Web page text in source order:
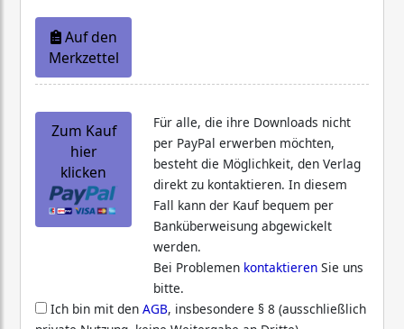
Auf den
Merkzettel
Zum Kauf
hier
klicken
Für alle, die ihre Downloads nicht
per PayPal erwerben möchten,
besteht die Möglichkeit, den Verlag
direkt zu kontaktieren. In diesem
Fall kann der Kauf bequem per
Banküberweisung abgewickelt
werden.
Bei Problemen kontaktieren Sie uns
bitte.
Ich bin mit den AGB, insbesondere § 8 (ausschließlich